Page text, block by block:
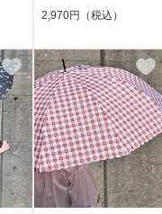
2,970円（税込）